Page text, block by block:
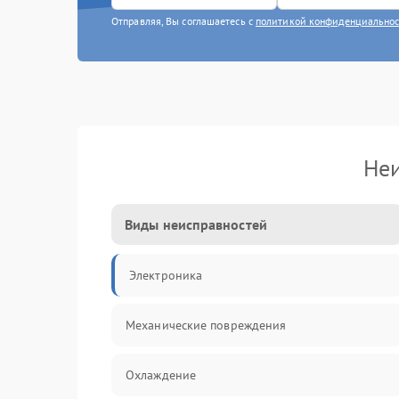
Отправляя, Вы соглашаетесь с политикой
Виды неисправностей
Электроника
Механические повреждения
Охлаждение